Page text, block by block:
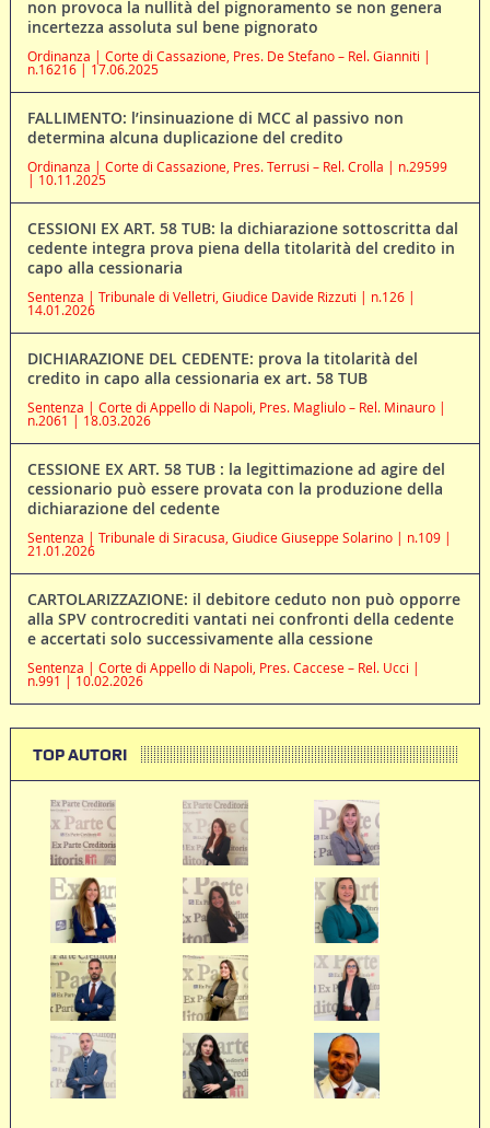
non provoca la nullità del pignoramento se non genera
incertezza assoluta sul bene pignorato
Ordinanza | Corte di Cassazione, Pres. De Stefano – Rel. Gianniti |
n.16216 | 17.06.2025
FALLIMENTO: l’insinuazione di MCC al passivo non
determina alcuna duplicazione del credito
Ordinanza | Corte di Cassazione, Pres. Terrusi – Rel. Crolla | n.29599
| 10.11.2025
CESSIONI EX ART. 58 TUB: la dichiarazione sottoscritta dal
cedente integra prova piena della titolarità del credito in
capo alla cessionaria
Sentenza | Tribunale di Velletri, Giudice Davide Rizzuti | n.126 |
14.01.2026
DICHIARAZIONE DEL CEDENTE: prova la titolarità del
credito in capo alla cessionaria ex art. 58 TUB
Sentenza | Corte di Appello di Napoli, Pres. Magliulo – Rel. Minauro |
n.2061 | 18.03.2026
CESSIONE EX ART. 58 TUB : la legittimazione ad agire del
cessionario può essere provata con la produzione della
dichiarazione del cedente
Sentenza | Tribunale di Siracusa, Giudice Giuseppe Solarino | n.109 |
21.01.2026
CARTOLARIZZAZIONE: il debitore ceduto non può opporre
alla SPV controcrediti vantati nei confronti della cedente
e accertati solo successivamente alla cessione
Sentenza | Corte di Appello di Napoli, Pres. Caccese – Rel. Ucci |
n.991 | 10.02.2026
TOP AUTORI